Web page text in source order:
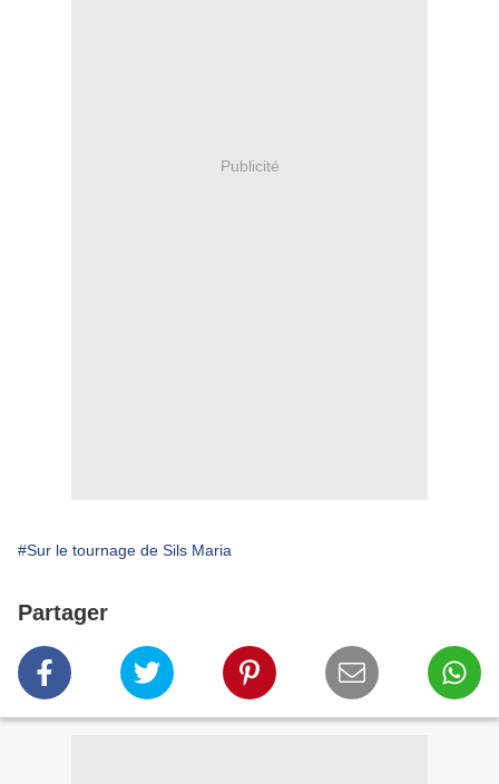
Publicité
#Sur le tournage de Sils Maria
Partager